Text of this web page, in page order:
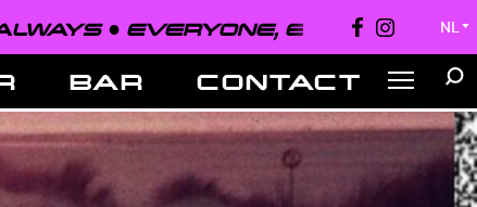
EVERYWHERE, ALWAYS ●
NL ▼
BAR CONTACT